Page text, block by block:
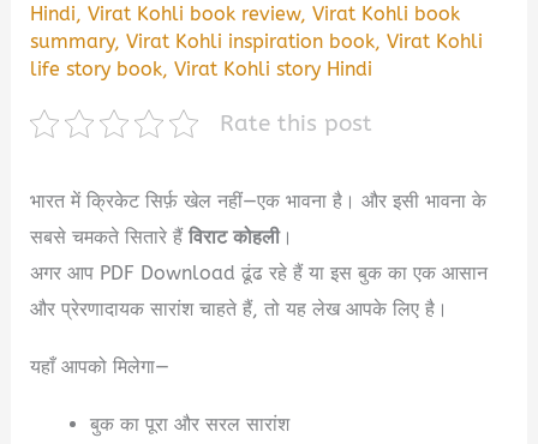
Hindi,Virat Kohli book review,Virat Kohli book
summary,Virat Kohli inspiration book,Virat Kohli
life story book,Virat Kohli story Hindi
Rate this post
भारत में क्रिकेट सिर्फ़ खेल नहीं—एक भावना है। और इसी भावना के
सबसे चमकते सितारे हैंविराट कोहली।
अगर आप PDF Download ढूंढ रहे हैं या इस बुक का एक आसान
और प्रेरणादायक सारांश चाहते हैं, तो यह लेख आपके लिए है।
यहाँ आपको मिलेगा—
बुक का पूरा और सरल सारांश